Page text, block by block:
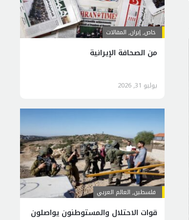
خاص,إيران, المقالات
من الصحافة الإيرانية
يوليو 31, 2026
فلسطين, العالم العربي
قوات الاحتلال والمستوطنون يواصلون